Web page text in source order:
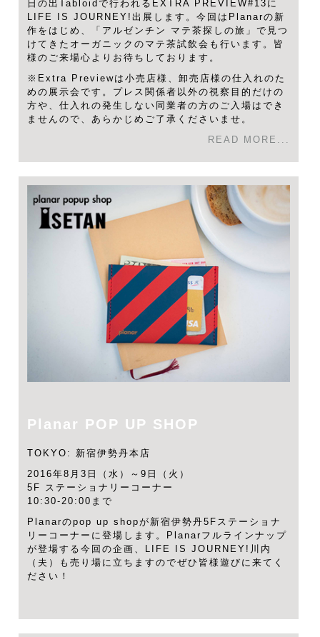
日の出Tabloidで行われるEXTRA PREVIEW#13に
LIFE IS JOURNEY!出展します。今回はPlanarの新
作をはじめ、「アルゼンチン マテ茶探しの旅」で見つ
けてきたオーガニックのマテ茶試飲会も行います。皆
様のご来場心よりお待ちしております。
※Extra Previewは小売店様、卸売店様の仕入れのた
めの展示会です。プレス関係者以外の視察目的だけの
方や、仕入れの発生しない同業者の方のご入場はでき
ませんので、あらかじめご了承くださいませ。
READ MORE...
Planar POP UP SHOP
TOKYO: 新宿伊勢丹本店
2016年8月3日（水）～9日（火）
5F ステーショナリーコーナー
10:30-20:00まで
Planarのpop up shopが新宿伊勢丹5Fステーショナ
リーコーナーに登場します。Planarフルラインナップ
が登場する今回の企画、LIFE IS JOURNEY!川内
（夫）も売り場に立ちますのでぜひ皆様遊びに来てく
ださい！